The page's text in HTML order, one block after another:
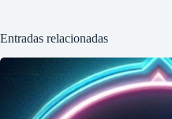
Entradas relacionadas